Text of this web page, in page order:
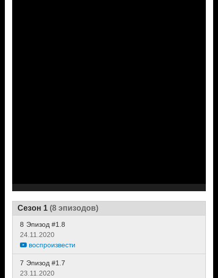
Сезон 1 (8 эпизодов)
8 Эпизод #1.8
24.11.2020
воспроизвести
7 Эпизод #1.7
23.11.2020